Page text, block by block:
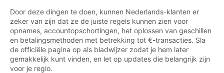
Door deze dingen te doen, kunnen Nederlands-klanten er
zeker van zijn dat ze de juiste regels kunnen zien voor
opnames, accountopschortingen, het oplossen van geschillen
en betalingsmethoden met betrekking tot €-transacties. Sla
de officiële pagina op als bladwijzer zodat je hem later
gemakkelijk kunt vinden, en let op updates die belangrijk zijn
voor je regio.